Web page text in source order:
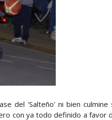
del 'Salteño' ni bien culmine
con ya todo definido a favor